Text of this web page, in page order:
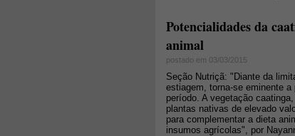
Potencialidades da
animal
postado em 03/03/2015
Seção Nutriçã: "Diante da
estiagem, torna-se eminente
período. A vegetação
plantas nativas de elevado
para complementar a dieta
insumos agrícolas", por